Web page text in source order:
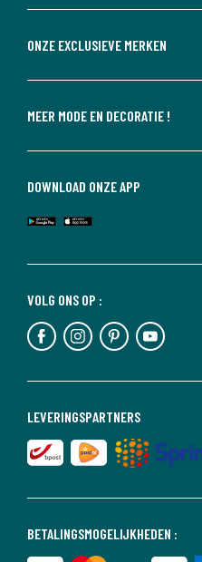
ONZE EXCLUSIEVE MERKEN
MEER MODE EN DECORATIE !
BETALINGSMOGELIJKHEDEN :
LEVERINGSPARTNERS
VOLG ONS OP :
DOWNLOAD ONZE APP